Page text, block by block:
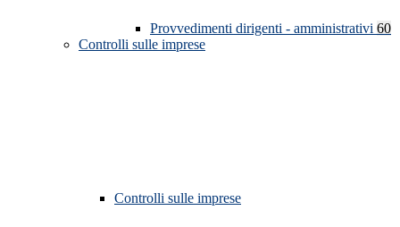
Provvedimenti dirigenti - amministrativi 60
Controlli sulle imprese
Controlli sulle imprese